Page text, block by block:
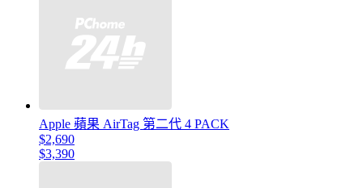
Apple 蘋果 AirTag 第二代 4 PACK
$2,690
$3,390